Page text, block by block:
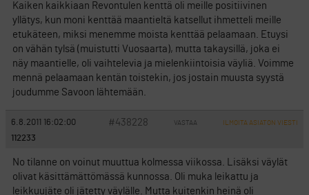
Kaiken kaikkiaan Revontulen kenttä oli meille positiivinen
yllätys, kun moni kenttää maantieltä katsellut ihmetteli meille
etukäteen, miksi menemme moista kenttää pelaamaan. Etuysi
on vähän tylsä (muistutti Vuosaarta), mutta takaysillä, joka ei
näy maantielle, oli vaihtelevia ja mielenkiintoisia väyliä. Voimme
mennä pelaamaan kentän toistekin, jos jostain muusta syystä
joudumme Savoon lähtemään.
6.8.2011 16:02:00 #438228 VASTAA ILMOITA ASIATON VIESTI
112233
No tilanne on voinut muuttua kolmessa viikossa. Lisäksi väylät
olivat käsittämättömässä kunnossa. Oli muka leikattu ja
leikkuujäte oli jätetty väylälle. Mutta kuitenkin heinä oli